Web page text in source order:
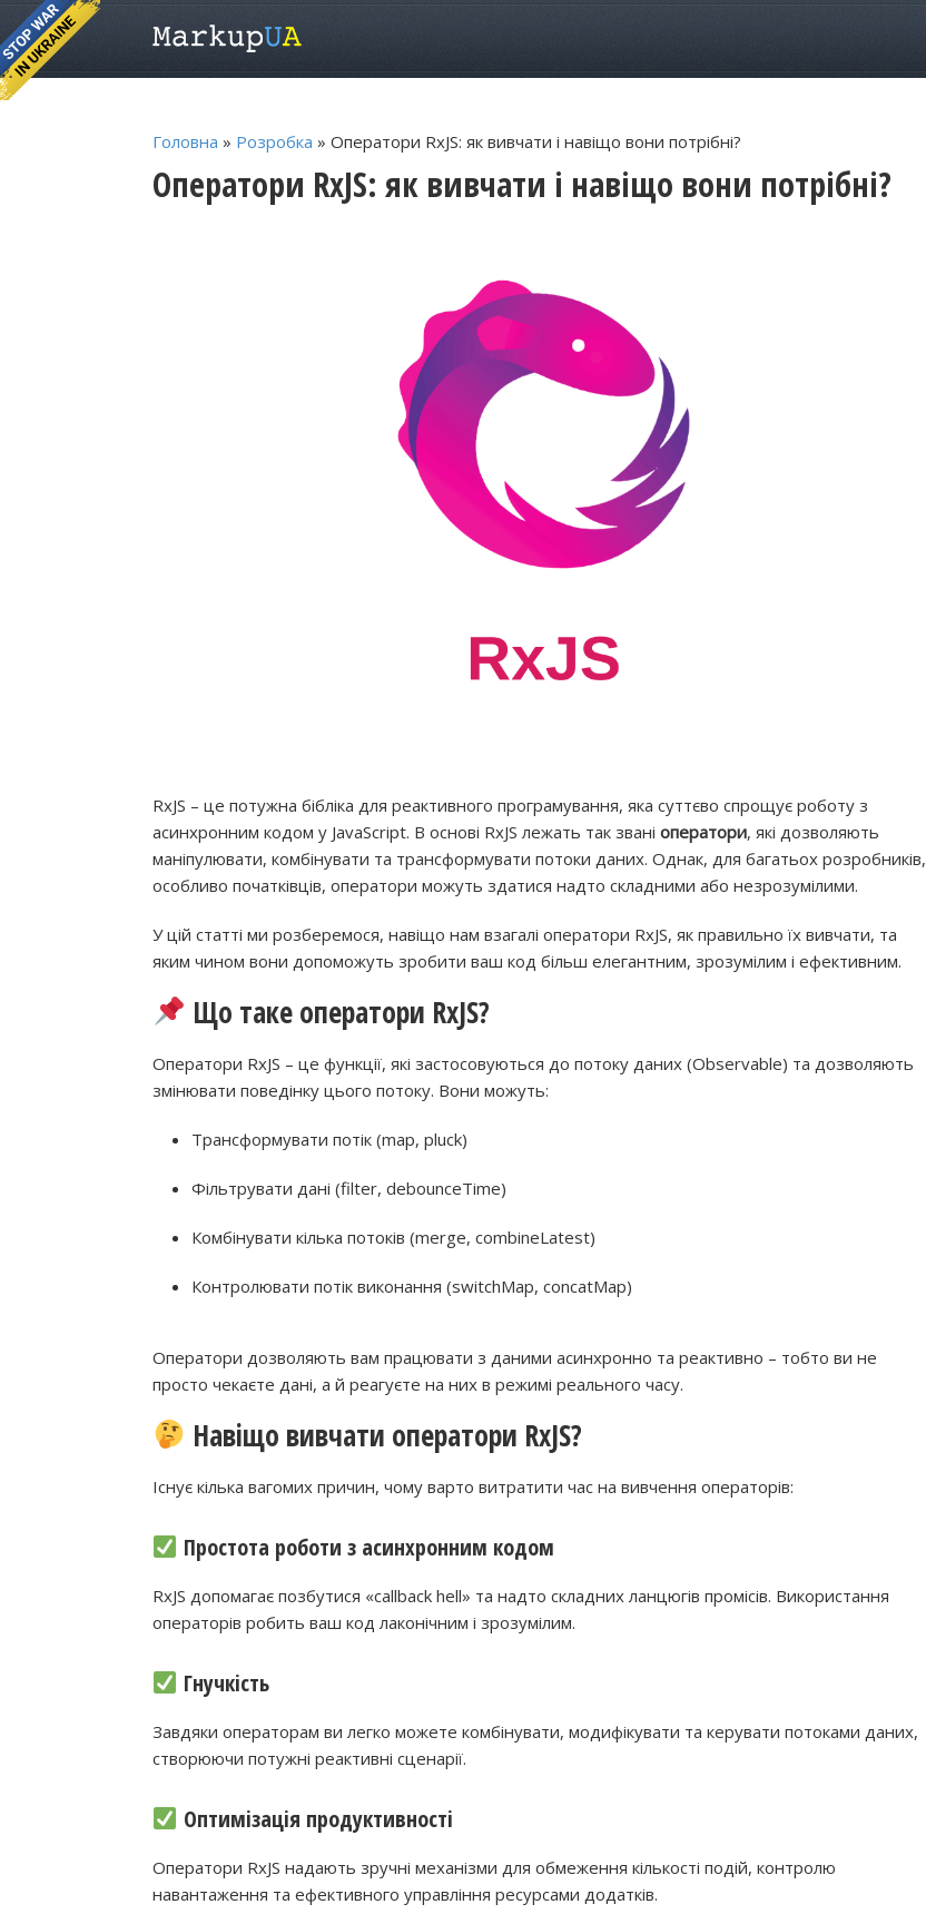
Головна » Розробка » Оператори RxJS: як вивчати і навіщо вони потрібні?
Оператори RxJS: як вивчати і навіщо вони потрібні?
RxJS – це потужна бібліка для реактивного програмування, яка суттєво спрощує роботу з
асинхронним кодом у JavaScript. В основі RxJS лежать так звані оператори, які дозволяють
маніпулювати, комбінувати та трансформувати потоки даних. Однак, для багатьох розробників,
особливо початківців, оператори можуть здатися надто складними або незрозумілими.
У цій статті ми розберемося, навіщо нам взагалі оператори RxJS, як правильно їх вивчати, та
яким чином вони допоможуть зробити ваш код більш елегантним, зрозумілим і ефективним.
Що таке оператори RxJS?
Оператори RxJS – це функції, які застосовуються до потоку даних (Observable) та дозволяють
змінювати поведінку цього потоку. Вони можуть:
Трансформувати потік (map, pluck)
Фільтрувати дані (filter, debounceTime)
Комбінувати кілька потоків (merge, combineLatest)
Контролювати потік виконання (switchMap, concatMap)
Оператори дозволяють вам працювати з даними асинхронно та реактивно – тобто ви не
просто чекаєте дані, а й реагуєте на них в режимі реального часу.
Навіщо вивчати оператори RxJS?
Існує кілька вагомих причин, чому варто витратити час на вивчення операторів:
Простота роботи з асинхронним кодом
RxJS допомагає позбутися «callback hell» та надто складних ланцюгів промісів. Використання
операторів робить ваш код лаконічним і зрозумілим.
Гнучкість
Завдяки операторам ви легко можете комбінувати, модифікувати та керувати потоками даних,
створюючи потужні реактивні сценарії.
Оптимізація продуктивності
Оператори RxJS надають зручні механізми для обмеження кількості подій, контролю
навантаження та ефективного управління ресурсами додатків.